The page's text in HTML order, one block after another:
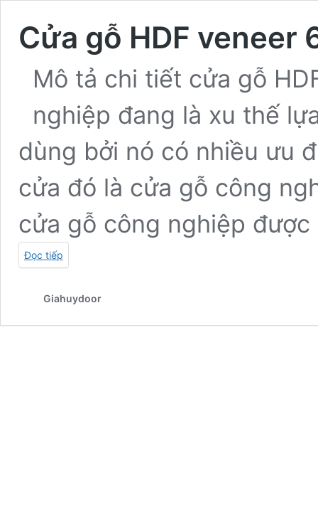
Cửa gỗ HDF veneer
Mô tả chi tiết cửa gỗ
nghiệp đang là xu thế
dùng bởi nó có nhiều ưu
cửa đó là cửa gỗ công
cửa gỗ công nghiệp
Đọc tiếp
Giahuydoor